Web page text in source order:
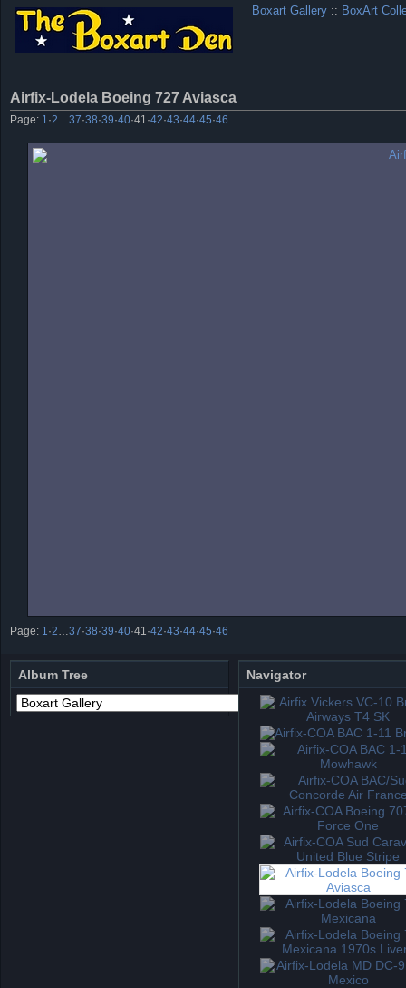
Boxart Gallery :: BoxArt
Airfix-Lodela Boeing 727 Aviasca
Page: 1 ·2 37·38·39·40·41 ·42·43·44·45·46
Page: 1 ·2 37·38·39·40·41 ·42·43·44·45·46
Album Tree Navigator